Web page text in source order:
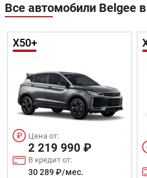
Все автомобили Belgee
X50+
Цена от:
2 219 990 ₽
В кредит от:
30 289 ₽/мес.